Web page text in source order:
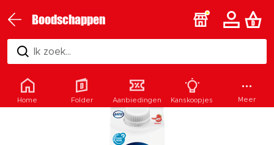
Boodschappen
Ik zoek...
Home Folder Aanbiedingen Kanskoopjes Meer